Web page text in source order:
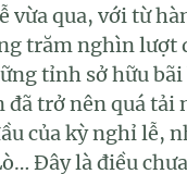
vừa qua, với từ
trăm nghìn lượt
tỉnh sở hữu bãi
đã trở nên quá tải
của kỳ nghỉ lễ,
Đây là điều